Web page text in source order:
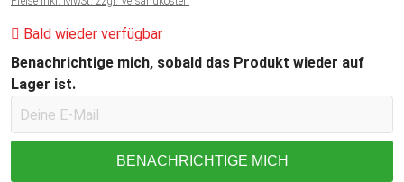
Bald wieder verfügbar
Benachrichtige mich, sobald das Produkt wieder auf
Lager ist.
BENACHRICHTIGE MICH